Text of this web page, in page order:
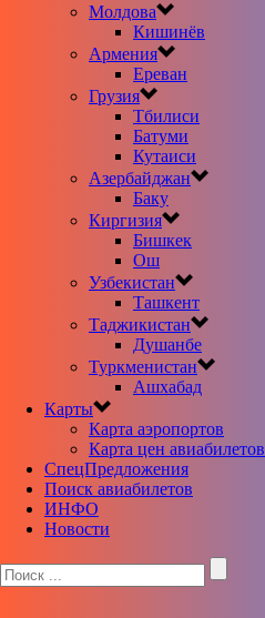
Молдова
Кишинёв
Армения
Ереван
Грузия
Тбилиси
Батуми
Кутаиси
Азербайджан
Баку
Киргизия
Бишкек
Ош
Узбекистан
Ташкент
Таджикистан
Душанбе
Туркменистан
Ашхабад
Карты
Карта аэропортов
Карта цен авиабилетов
CпецПредложения
Поиск авиабилетов
ИНФО
Новости